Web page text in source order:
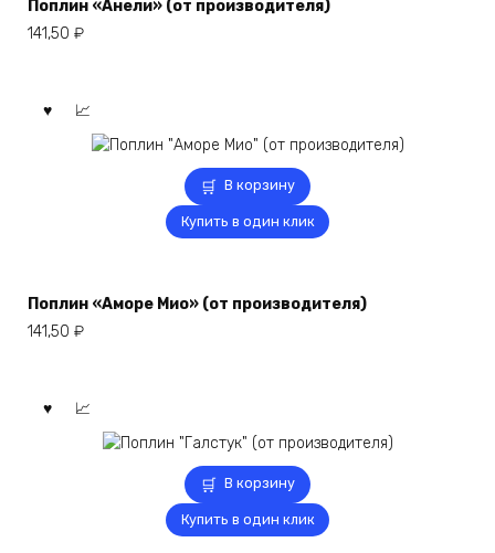
Поплин «Анели» (от производителя)
141,50 ₽
В корзину
Купить в один клик
Поплин «Аморе Мио» (от производителя)
141,50 ₽
В корзину
Купить в один клик